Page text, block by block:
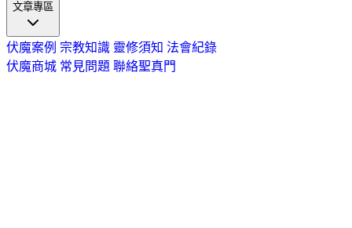
文章專區
伏魔案例 宗教知識 靈修須知 法會紀錄
伏魔商城 常見問題 聯絡聖真門